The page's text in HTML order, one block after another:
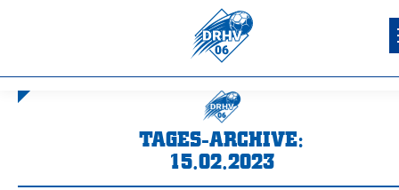
TAGES-ARCHIVE:
15.02.2023